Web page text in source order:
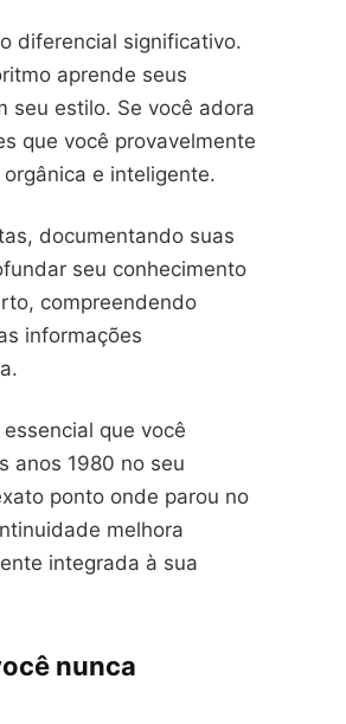
diferencial significativo.
aprende seus
seu estilo. Se você adora
que você provavelmente
e inteligente.
documentando suas
seu conhecimento
compreendendo
informações
que você
anos 1980 no seu
ponto onde parou no
melhora
integrada à sua
nunca